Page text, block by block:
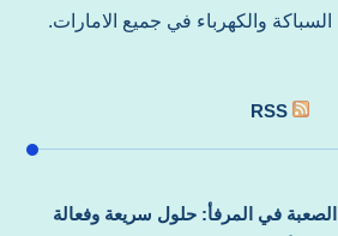
والكهرباء في جميع الامارات.
RSS
الصعبة في المرفأ: حلول سريعة وفعالة